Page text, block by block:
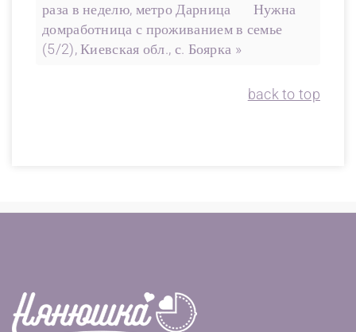
раза в неделю, метро Дарница
Нужна
домработница с проживанием в семье
(5/2), Киевская обл., с. Боярка »
back to top